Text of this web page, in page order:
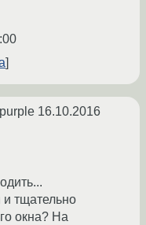
16.10.2016
тщательно
окна? На